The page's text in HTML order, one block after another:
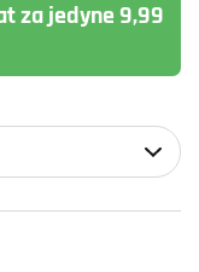
za jedyne 9,99